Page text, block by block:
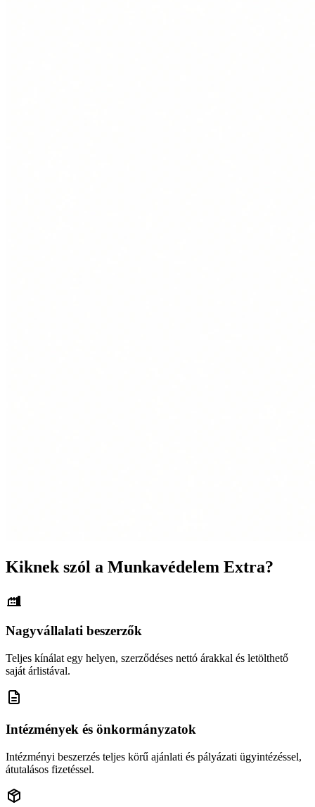
Kiknek szól a Munkavédelem Extra?
Nagyvállalati beszerzők
Teljes kínálat egy helyen, szerződéses nettó árakkal és letölthető
saját árlistával.
Intézmények és önkormányzatok
Intézményi beszerzés teljes körű ajánlati és pályázati ügyintézéssel,
átutalásos fizetéssel.